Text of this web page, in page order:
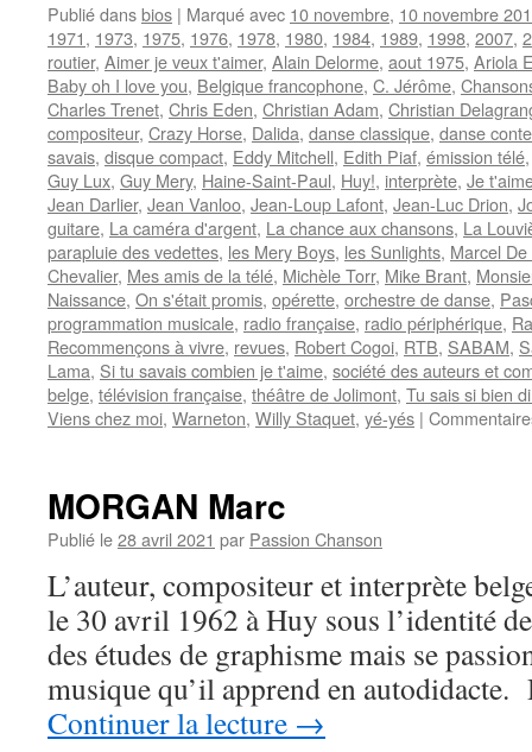
Publié dansbios | Marqué avec 10 novembre, 10 novembre
1971, 1973, 1975, 1976, 1978, 1980, 1984, 1989, 1998, 2007,
routier, Aimer je veux t'aimer, Alain Delorme, aout 1975, Ariola
Baby oh I love you, Belgique francophone, C. Jérôme,
Charles Trenet, Chris Eden, Christian Adam, Christian
compositeur, Crazy Horse, Dalida, danse classique, danse
savais, disque compact, Eddy Mitchell, Edith Piaf, émission télé
Guy Lux, Guy Mery, Haine-Saint-Paul, Huy!, interprète, Je
Jean Darlier, Jean Vanloo, Jean-Loup Lafont, Jean-Luc Drion,
guitare, La caméra d'argent, La chance aux chansons, La
parapluie des vedettes, les Mery Boys, les Sunlights, Marcel
Chevalier, Mes amis de la télé, Michèle Torr, Mike Brant,
Naissance, On s'était promis, opérette, orchestre de danse,
programmation musicale, radio française, radio périphérique,
Recommençons à vivre, revues, Robert Cogoi, RTB, SABAM,
Lama, Si tu savais combien je t'aime, société des auteurs et
belge, télévision française, théâtre de Jolimont, Tu sais si bien
Viens chez moi, Warneton, Willy Staquet, yé-yés |
MORGAN Marc
Publié le28 avril 2021 par Passion Chanson
L’auteur, compositeur et interprète
le 30 avril 1962 à Huy sous l’identité
des études de graphisme mais se
musique qu’il apprend en
Continuer la lecture →